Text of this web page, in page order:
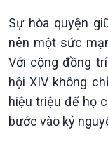
Sự hòa quyện
nên một sức
Với cộng đồng
hội XIV không
hiệu triệu để họ
bước vào kỷ